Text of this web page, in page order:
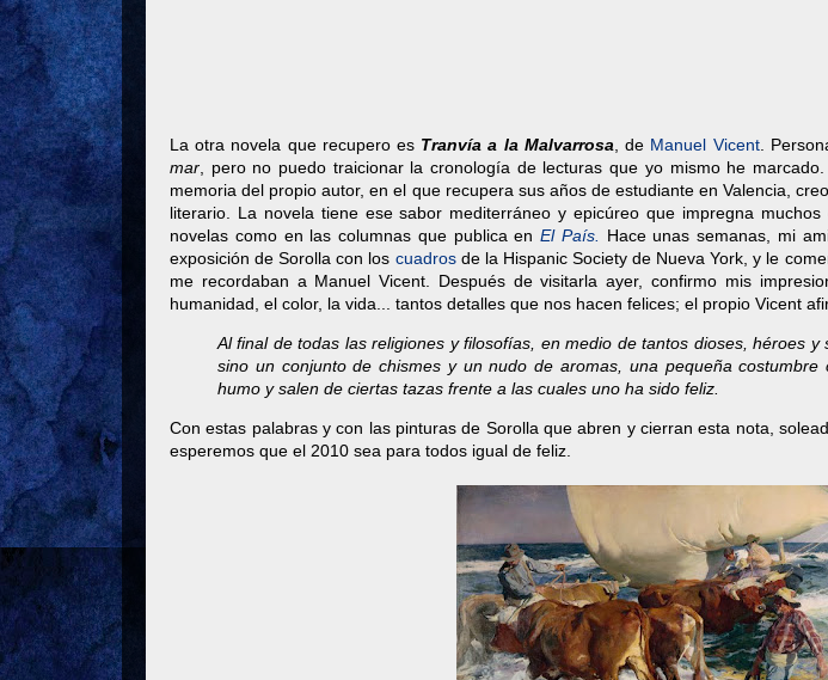
La otra novela que recupero es Tranvía a la Malvarrosa , de Manuel Vicent.
mar , pero no puedo traicionar la cronología de lecturas que yo mismo he
memoria del propio autor, en el que recupera sus años de estudiante en Valencia,
literario. La novela tiene ese sabor mediterráneo y epicúreo que impregna
novelas como en las columnas que publica enEl País. Hace unas semanas, mi
exposición de Sorolla con los cuadrosde la Hispanic Society de Nueva York, y le
me recordaban a Manuel Vicent. Después de visitarla ayer, confirmo mis
humanidad, el color, la vida... tantos detalles que nos hacen felices; el propio Vicent
Al final de todas las religiones y filosofías, en medio de tantos dioses, héroes
sino un conjunto de chismes y un nudo de aromas, una pequeña
humo y salen de ciertas tazas frente a las cuales uno ha sido feliz.
Con estas palabras y con las pinturas de Sorolla que abren y cierran esta nota,
esperemos que el 2010 sea para todos igual de feliz.